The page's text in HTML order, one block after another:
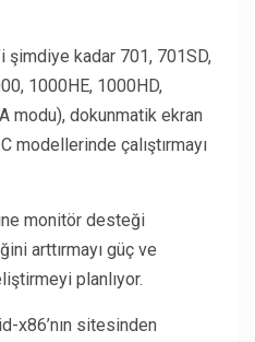
şimdiye kadar 701, 701SD,
1000HE, 1000HD,
modu), dokunmatik ekran
modellerinde çalıştırmayı
monitör desteği
arttırmayı güç ve
planlıyor.
x86’nın sitesinden